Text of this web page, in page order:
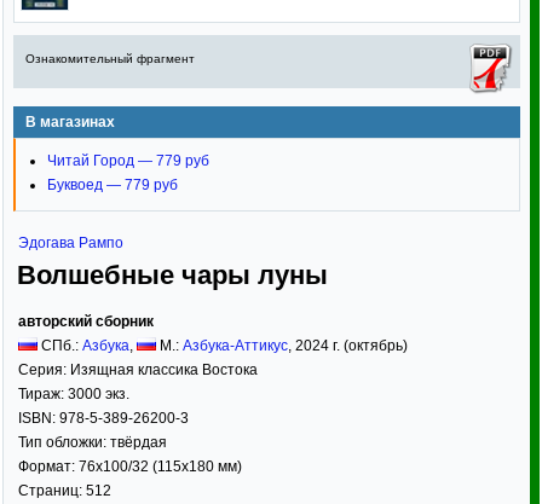
Ознакомительный фрагмент
В магазинах
Читай Город — 779 руб
Буквоед — 779 руб
Эдогава Рампо
Волшебные чары луны
авторский сборник
СПб.: Азбука, М.: Азбука-Аттикус, 2024 г. (октябрь)
Серия: Изящная классика Востока
Тираж: 3000 экз.
ISBN: 978-5-389-26200-3
Тип обложки: твёрдая
Формат: 76x100/32 (115x180 мм)
Страниц: 512